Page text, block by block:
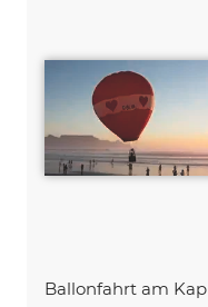
Ballonfahrt am Kap